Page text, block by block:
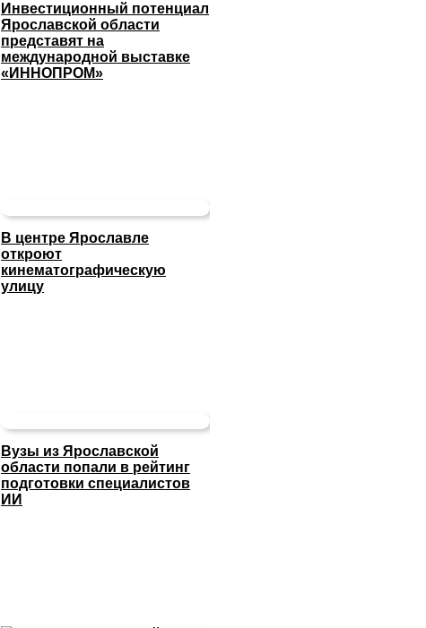
Инвестиционный потенциал
Ярославской области
представят на
международной выставке
«ИННОПРОМ»
В центре Ярославле
откроют
кинематографическую
улицу
Вузы из Ярославской
области попали в рейтинг
подготовки специалистов
ИИ